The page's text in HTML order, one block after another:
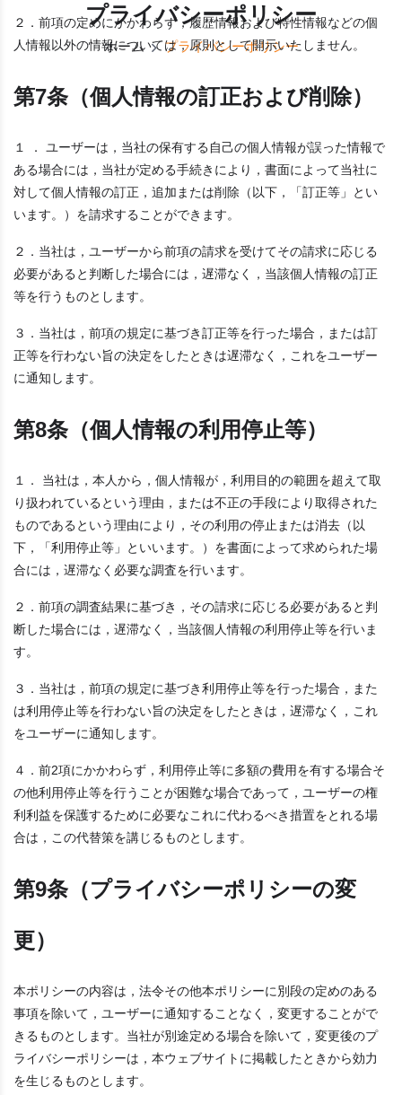
プライバシーポリシー
ホーム プライバシーポリシー
２．前項の定めにかかわらず，履歴情報および特性情報などの個
人情報以外の情報については，原則として開示いたしません。
第7条（個人情報の訂正および削除）
１ ． ユーザーは，当社の保有する自己の個人情報が誤った情報で
ある場合には，当社が定める手続きにより，書面によって当社に
対して個人情報の訂正，追加または削除（以下，「訂正等」とい
います。）を請求することができます。
２．当社は，ユーザーから前項の請求を受けてその請求に応じる
必要があると判断した場合には，遅滞なく，当該個人情報の訂正
等を行うものとします。
３．当社は，前項の規定に基づき訂正等を行った場合，または訂
正等を行わない旨の決定をしたときは遅滞なく，これをユーザー
に通知します。
第8条（個人情報の利用停止等）
１． 当社は，本人から，個人情報が，利用目的の範囲を超えて取
り扱われているという理由，または不正の手段により取得された
ものであるという理由により，その利用の停止または消去（以
下，「利用停止等」といいます。）を書面によって求められた場
合には，遅滞なく必要な調査を行います。
２．前項の調査結果に基づき，その請求に応じる必要があると判
断した場合には，遅滞なく，当該個人情報の利用停止等を行いま
す。
３．当社は，前項の規定に基づき利用停止等を行った場合，また
は利用停止等を行わない旨の決定をしたときは，遅滞なく，これ
をユーザーに通知します。
４．前2項にかかわらず，利用停止等に多額の費用を有する場合そ
の他利用停止等を行うことが困難な場合であって，ユーザーの権
利利益を保護するために必要なこれに代わるべき措置をとれる場
合は，この代替策を講じるものとします。
第9条（プライバシーポリシーの変
更）
本ポリシーの内容は，法令その他本ポリシーに別段の定めのある
事項を除いて，ユーザーに通知することなく，変更することがで
きるものとします。当社が別途定める場合を除いて，変更後のプ
ライバシーポリシーは，本ウェブサイトに掲載したときから効力
を生じるものとします。